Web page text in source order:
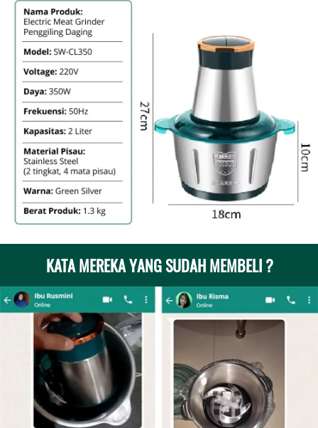
KATA MEREKA YANG SUDAH MEMBELI ?